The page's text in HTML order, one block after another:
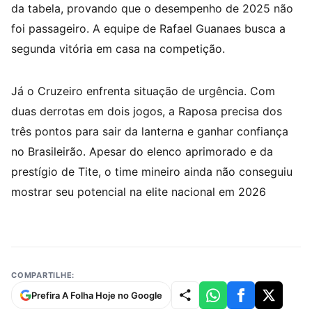
da tabela, provando que o desempenho de 2025 não
foi passageiro. A equipe de Rafael Guanaes busca a
segunda vitória em casa na competição.
Já o Cruzeiro enfrenta situação de urgência. Com
duas derrotas em dois jogos, a Raposa precisa dos
três pontos para sair da lanterna e ganhar confiança
no Brasileirão. Apesar do elenco aprimorado e da
prestígio de Tite, o time mineiro ainda não conseguiu
mostrar seu potencial na elite nacional em 2026
COMPARTILHE:
Prefira A Folha Hoje no Google